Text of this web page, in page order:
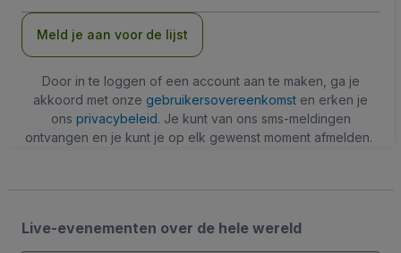
Meld je aan voor de lijst
Door in te loggen of een account aan te maken, ga je
akkoord met onze gebruikersovereenkomst en erken je
ons privacybeleid. Je kunt van ons sms-meldingen
ontvangen en je kunt je op elk gewenst moment afmelden.
Live-evenementen over de hele wereld